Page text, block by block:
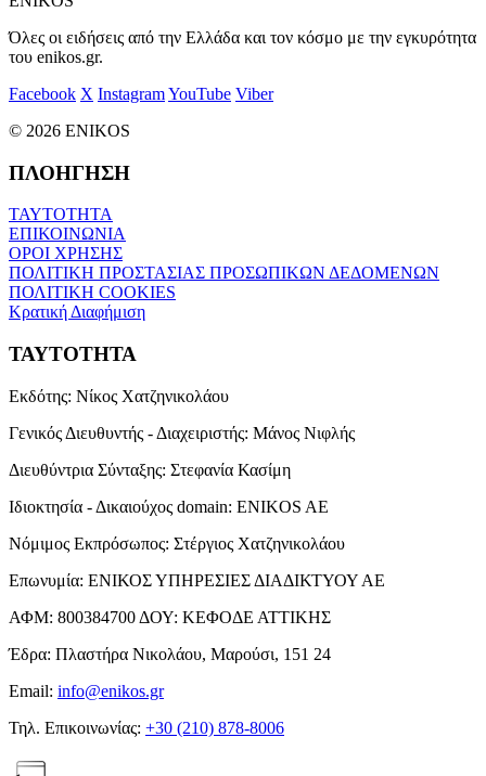
Όλες οι ειδήσεις από την Ελλάδα και τον κόσμο με την εγκυρότητα
του enikos.gr.
Facebook X InstagramYouTube Viber
© 2026 ENIKOS
ΠΛΟΗΓΗΣΗ
ΤΑΥΤΟΤΗΤΑ
ΕΠΙΚΟΙΝΩΝΙΑ
ΟΡΟΙ ΧΡΗΣΗΣ
ΠΟΛΙΤΙΚΗ ΠΡΟΣΤΑΣΙΑΣ ΠΡΟΣΩΠΙΚΩΝ ΔΕΔΟΜΕΝΩΝ
ΠΟΛΙΤΙΚΗ COOKIES
Κρατική Διαφήμιση
ΤΑΥΤΟΤΗΤΑ
Εκδότης: Νίκος Χατζηνικολάου
Γενικός Διευθυντής - Διαχειριστής: Μάνος Νιφλής
Διευθύντρια Σύνταξης: Στεφανία Κασίμη
Ιδιοκτησία - Δικαιούχος domain: ENIKOS AE
Νόμιμος Εκπρόσωπος: Στέργιος Χατζηνικολάου
Επωνυμία: ΕΝΙΚΟΣ ΥΠΗΡΕΣΙΕΣ ΔΙΑΔΙΚΤΥΟΥ ΑΕ
ΑΦΜ: 800384700 ΔΟΥ: ΚΕΦΟΔΕ ΑΤΤΙΚΗΣ
Έδρα: Πλαστήρα Νικολάου, Μαρούσι, 151 24
Email: info@enikos.gr
Τηλ. Επικοινωνίας: +30 (210) 878-8006